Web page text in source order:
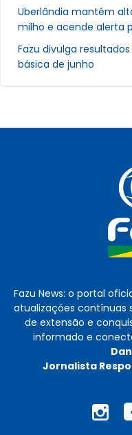
Uberlândia mantém
milho e acende alerta
Fazu divulga
básica de junho
Fazu News: o portal
atualizações contínuas
de extensão e
informado e
Jornalista